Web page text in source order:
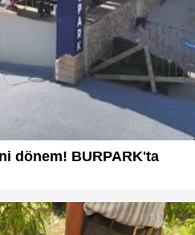
dönem! BURPARK'ta